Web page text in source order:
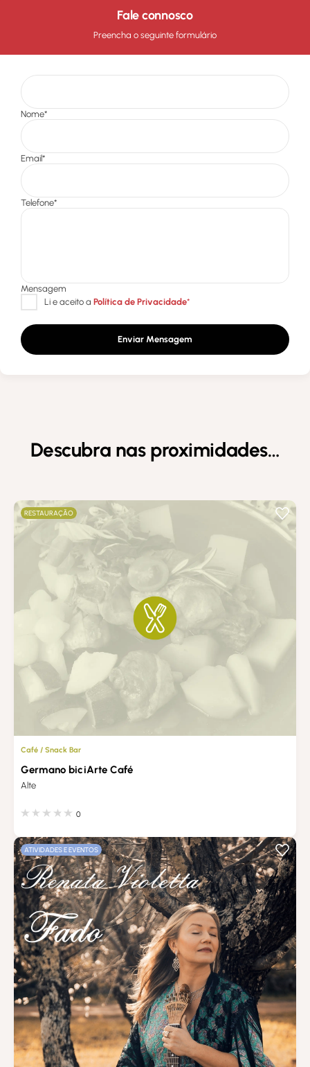
Fale connosco
Preencha o seguinte formulário
Enviar Mensagem
Descubra nas proximidades…
RESTAURAÇÃO
Café / Snack Bar
Germano biciArte Café
Alte
0
ATIVIDADES E EVENTOS